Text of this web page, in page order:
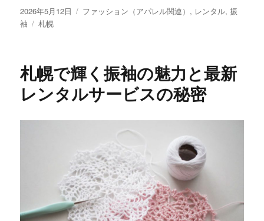
投
稿
2026年5月12日
カ
ファッション（アパレル関連） , レンタル,振
袖
タ
札幌
札幌で輝く振袖の魅力と最新
レンタルサービスの秘密